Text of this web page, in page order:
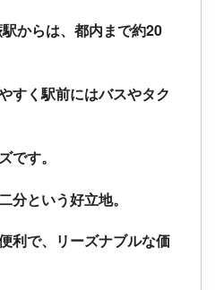
からは、都内まで約20
すく駅前にはバスやタク
です。
分という好立地。
利で、リーズナブルな価